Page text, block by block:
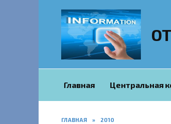
Главная Центральная
ГЛАВНАЯ » 2010